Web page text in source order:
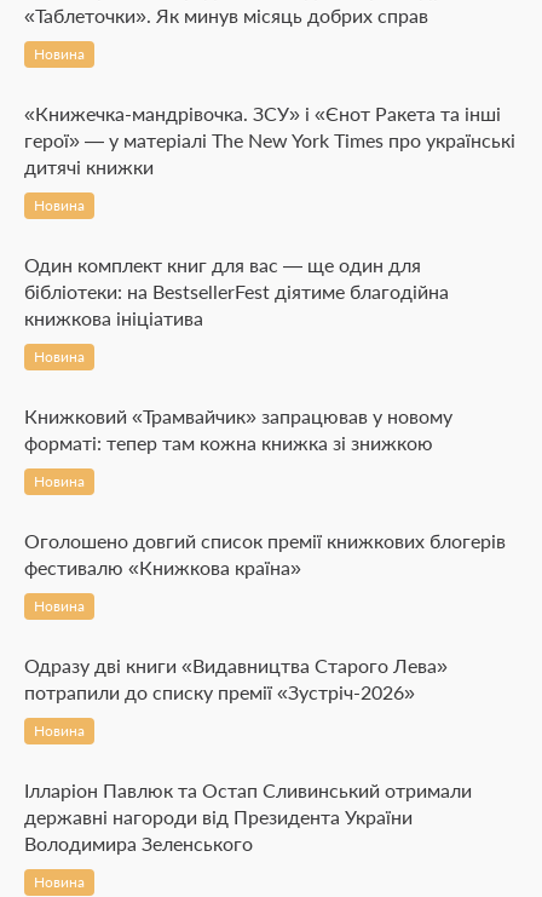
«Таблеточки». Як минув місяць добрих справ
Новина
«Книжечка-мандрівочка. ЗСУ» і «Єнот Ракета та інші
герої» — у матеріалі The New York Times про українські
дитячі книжки
Новина
Один комплект книг для вас — ще один для
бібліотеки: на BestsellerFest діятиме благодійна
книжкова ініціатива
Новина
Книжковий «Трамвайчик» запрацював у новому
форматі: тепер там кожна книжка зі знижкою
Новина
Оголошено довгий список премії книжкових блогерів
фестивалю «Книжкова країна»
Новина
Одразу дві книги «Видавництва Старого Лева»
потрапили до списку премії «Зустріч-2026»
Новина
Ілларіон Павлюк та Остап Сливинський отримали
державні нагороди від Президента України
Володимира Зеленського
Новина